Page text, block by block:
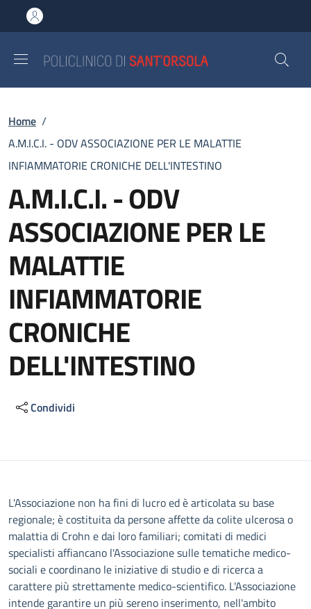
al contenuto principale
to footer content
Briciole di pane
Home /
A.M.I.C.I. - ODV ASSOCIAZIONE PER LE MALATTIE
INFIAMMATORIE CRONICHE DELL'INTESTINO
A.M.I.C.I. - ODV
ASSOCIAZIONE PER LE
MALATTIE
INFIAMMATORIE
CRONICHE
DELL'INTESTINO
Condividi
Descrizione
L'Associazione non ha fini di lucro ed è articolata su base
regionale; è costituita da persone affette da colite ulcerosa o
malattia di Crohn e dai loro familiari; comitati di medici
specialisti affiancano l'Associazione sulle tematiche medico-
sociali e coordinano le iniziative di studio e di ricerca a
carattere più strettamente medico-scientifico. L'Associazione
intende garantire un più sereno inserimento, nell'ambito